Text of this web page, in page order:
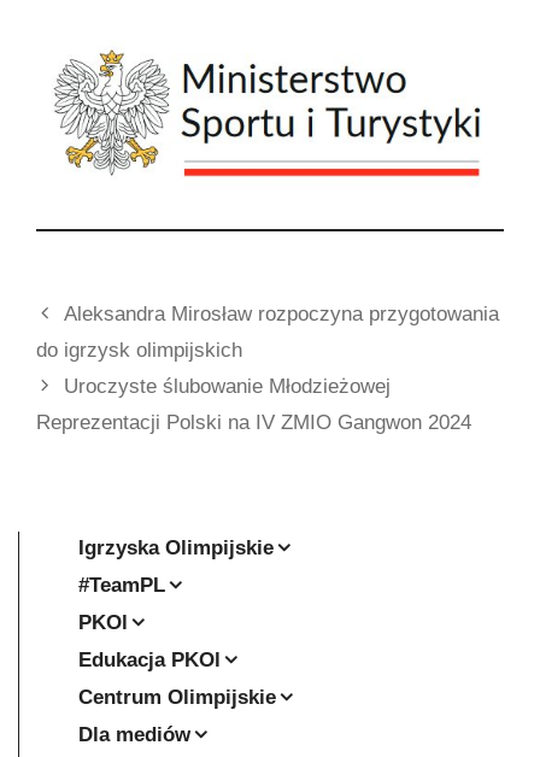
Aleksandra Mirosław rozpoczyna przygotowania
do igrzysk olimpijskich
Uroczyste ślubowanie Młodzieżowej
Reprezentacji Polski na IV ZMIO Gangwon 2024
Igrzyska Olimpijskie
#TeamPL
PKOl
Edukacja PKOl
Centrum Olimpijskie
Dla mediów